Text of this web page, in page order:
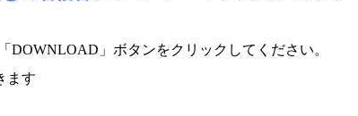
」ボタンをクリックしてください。
ます